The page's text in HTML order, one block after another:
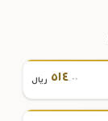
٥١٤.٠٠ ريال